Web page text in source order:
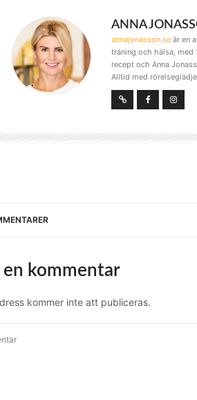
ANNA
annajonasson.se är en
träning och hälsa, med
recept och Anna
Alltid med
en kommentar
kommer inte att publiceras.